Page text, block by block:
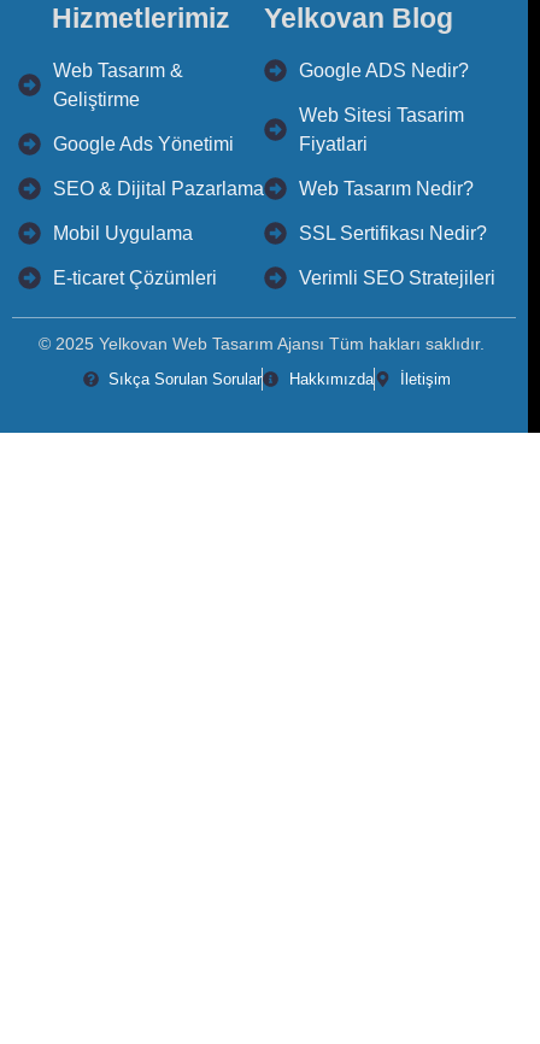
Hizmetlerimiz
Web Tasarım &
Geliştirme
Google Ads Yönetimi
SEO & Dijital Pazarlama
Mobil Uygulama
E-ticaret Çözümleri
Yelkovan Blog
Google ADS Nedir?
Web Sitesi Tasarim
Fiyatlari
Web Tasarım Nedir?
SSL Sertifikası Nedir?
Verimli SEO Stratejileri
© 2025 Yelkovan Web Tasarım Ajansı Tüm hakları saklıdır.
Sıkça Sorulan Sorular Hakkımızda İletişim